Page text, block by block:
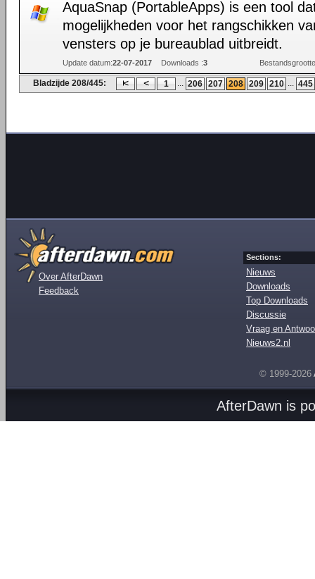
AquaSnap (PortableApps) is een tool
mogelijkheden voor het rangschikken
vensters op je bureaublad uitbreidt.
Update datum:22-07-2017 Downloads :3
Bladzijde 208/445: 1 ... 206 207 208 209 210 ... 445
Over AfterDawn
Feedback
Sections:
Nieuws
Downloads
Top Downloads
Discussie
Vraag en
Nieuws2.nl
© 1999-2026
AfterDawn is